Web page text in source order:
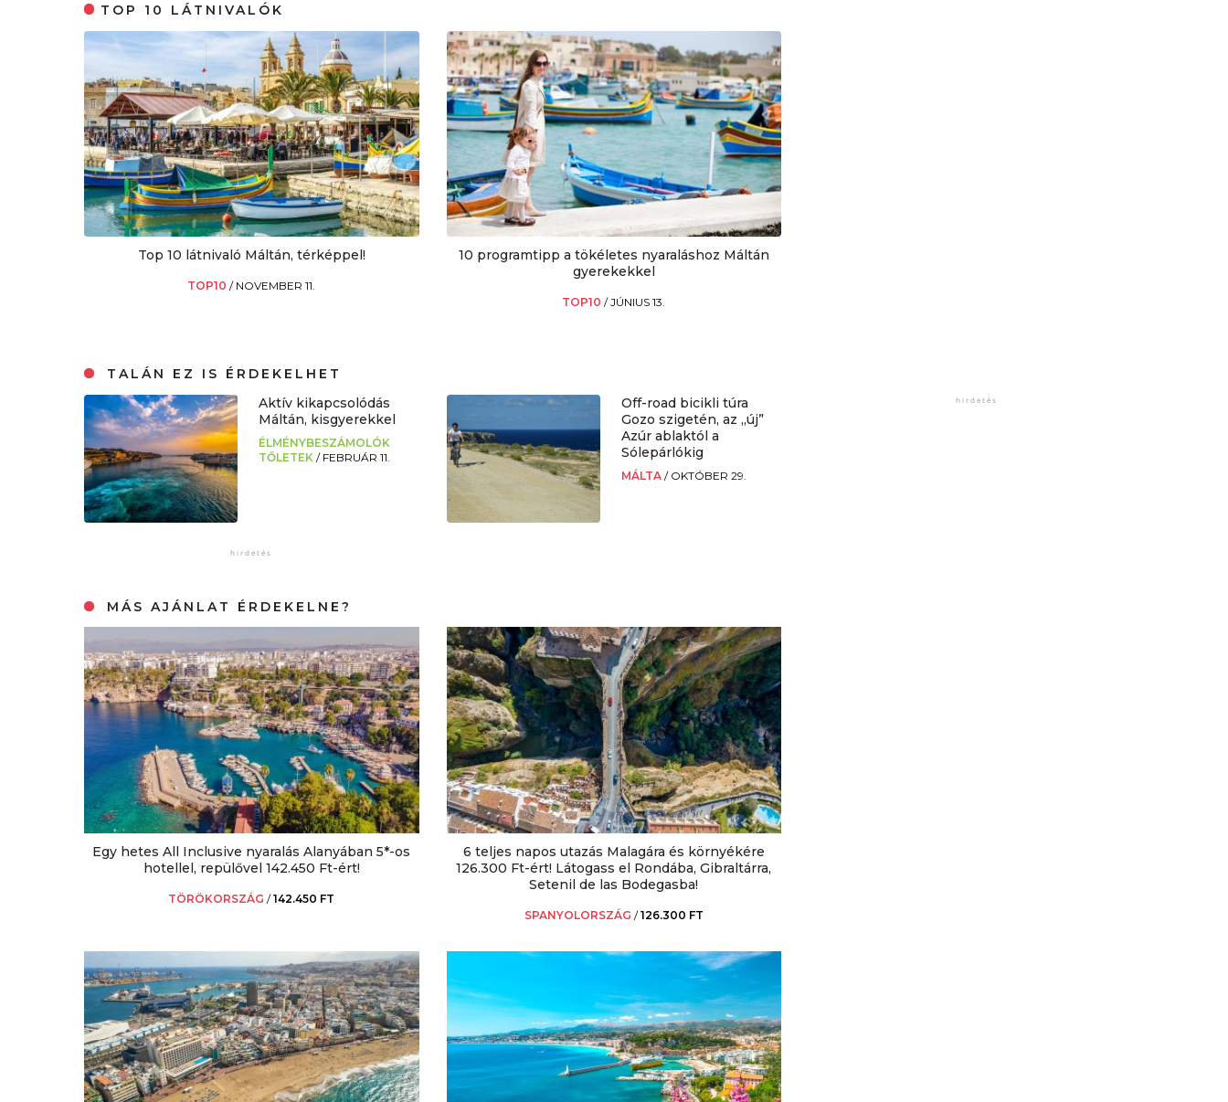
TOP 10 LÁTNIVALÓK
Top 10 látnivaló Máltán, térképpel!
TOP10/ NOVEMBER 11.
10 programtipp a tökéletes nyaraláshoz Máltán
gyerekekkel
TOP10/JÚNIUS 13.
TALÁN EZ IS ÉRDEKELHET
Aktív kikapcsolódás
Máltán, kisgyerekkel
ÉLMÉNYBESZÁMOLÓK
TŐLETEK/ FEBRUÁR 11.
Off-road bicikli túra
Gozo szigetén, az „új”
Azúr ablaktól a
Sólepárlókig
MÁLTA / OKTÓBER 29.
MÁS AJÁNLAT ÉRDEKELNE?
Egy hetes All Inclusive nyaralás Alanyában 5*-os
hotellel, repülővel 142.450 Ft-ért!
TÖRÖKORSZÁG /142.450 FT
6 teljes napos utazás Malagára és környékére
126.300 Ft-ért! Látogass el Rondába, Gibraltárra,
Setenil de las Bodegasba!
SPANYOLORSZÁG /126.300 FT